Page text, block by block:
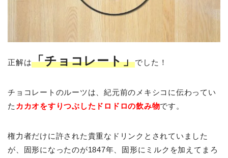
正解は「チョコレート」でした！
チョコレートのルーツは、紀元前のメキシコに伝わってい
た カカオをすりつぶしたドロドロの飲み物です。
権力者だけに許された貴重なドリンクとされていました
が、固形になったのが1847年、固形にミルクを加えてまろ